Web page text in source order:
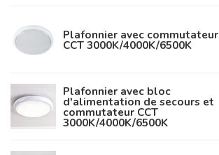
Plafonnier avec commutateur
CCT 3000K/4000K/6500K
Plafonnier avec bloc
d'alimentation de secours et
commutateur CCT
3000K/4000K/6500K